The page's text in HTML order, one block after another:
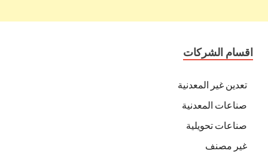
اقسام الشركات
تعدين غير المعدنية
صناعات المعدنية
صناعات تحويلية
غير مصنف